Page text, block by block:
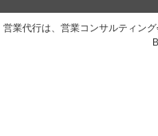
営業代行は、営業コンサルティ